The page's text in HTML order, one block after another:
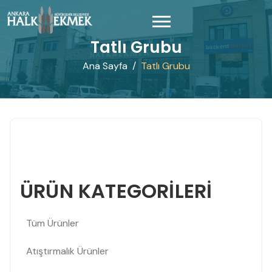
Tatlı Grubu
Ana Sayfa Tatlı Grubu
ÜRÜN KATEGORİLERİ
Tüm Ürünler
Atıştırmalık Ürünler